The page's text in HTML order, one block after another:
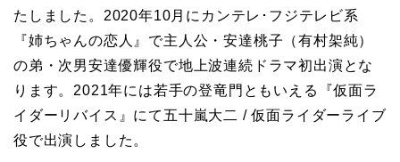
たしました。2020年10月にカンテレ･フジテレビ系
『姉ちゃんの恋人』で主人公・安達桃子（有村架純）
の弟・次男安達優輝役で地上波連続ドラマ初出演とな
ります。2021年には若手の登竜門ともいえる『仮面ラ
イダーリバイス』にて五十嵐大二 / 仮面ライダーライブ
役で出演しました。